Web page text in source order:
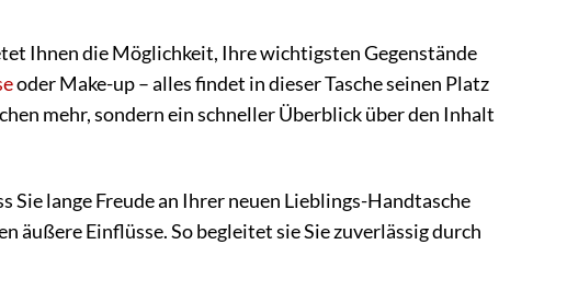
Ihnen die Möglichkeit, Ihre wichtigsten Gegenstände
oder Make-up – alles findet in dieser Tasche seinen Platz
mehr, sondern ein schneller Überblick über den Inhalt
lange Freude an Ihrer neuen Lieblings-Handtasche
äußere Einflüsse. So begleitet sie Sie zuverlässig durch